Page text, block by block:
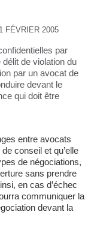
FÉVRIER 2005
par
de violation du
par un avocat de
devant le
qui doit être
conseil et qu’elle
de négociations,
sans prendre
en cas d’échec
communiquer la
devant la